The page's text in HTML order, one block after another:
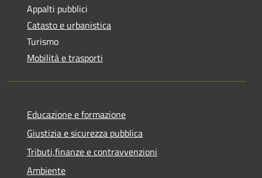
Appalti pubblici
Catasto e urbanistica
Turismo
Mobilità e trasporti
Educazione e formazione
Giustizia e sicurezza pubblica
Tributi,finanze e contravvenzioni
Ambiente